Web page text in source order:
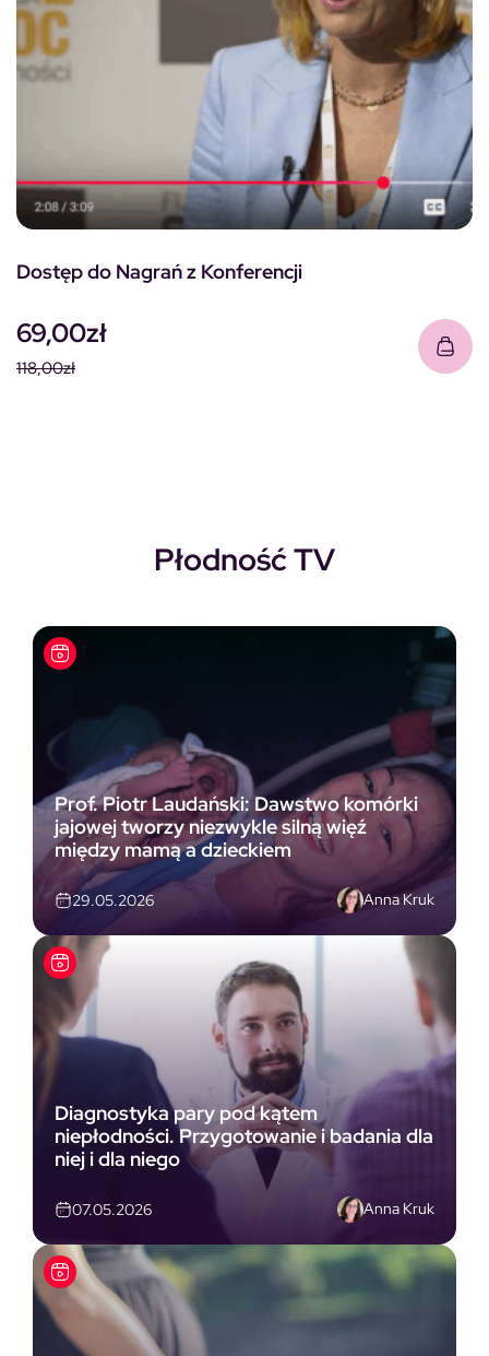
Dostęp do Nagrań z Konferencji
118,00zł
69,00zł
Płodność TV
Prof. Piotr Laudański: Dawstwo komórki
jajowej tworzy niezwykle silną więź
między mamą a dzieckiem
29.05.2026 Anna Kruk
Diagnostyka pary pod kątem
niepłodności. Przygotowanie i badania dla
niej i dla niego
07.05.2026 Anna Kruk